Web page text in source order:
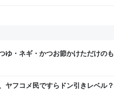
ゆ・ネギ・かつお節かけただけの
供することに喜びを感じる…こうい
ヤフコメ民ですらドン引きレベル
々な意見が集まる